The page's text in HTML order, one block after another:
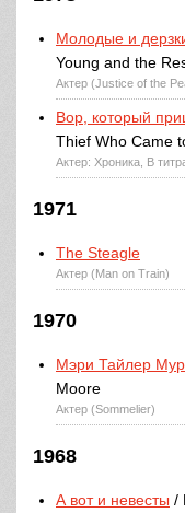
Молодые и
Young and the
Актер (Justice of the
Вор, который
Thief Who Came
Актер: Хроника, В
1971
The Steagle
Актер (Man on Train)
1970
Мэри Тайлер Мур
Moore
Актер (Sommelier)
1968
А вот и невесты /